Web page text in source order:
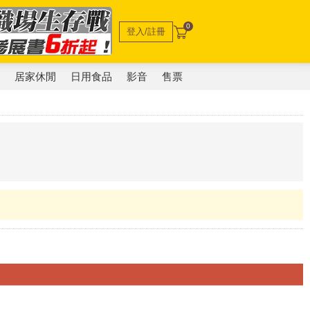
登入/註冊 0
居家休閒 日用食品 影音 售票